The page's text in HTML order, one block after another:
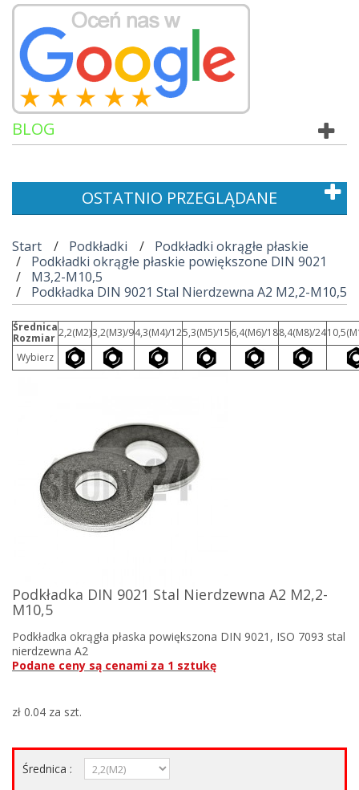
BLOG
OSTATNIO PRZEGLĄDANE
Start Podkładki
Podkładki okrągłe płaskie
Podkładki okrągłe płaskie powiększone DIN 9021
M3,2-M10,5
Podkładka DIN 9021 Stal Nierdzewna A2 M2,2-M10,5
Średnica
Rozmiar 2,2(M2)3,2(M3)/94,3(M4)/125,3(M5)/156,4(M6)/188,4(M8)/24
Wybierz
Podkładka DIN 9021 Stal Nierdzewna A2 M2,2-
M10,5
Podkładka okrągła płaska powiększona DIN 9021, ISO 7093 stal
nierdzewna A2
Podane ceny są cenami za 1 sztukę
zł 0.04 za szt.
Średnica :